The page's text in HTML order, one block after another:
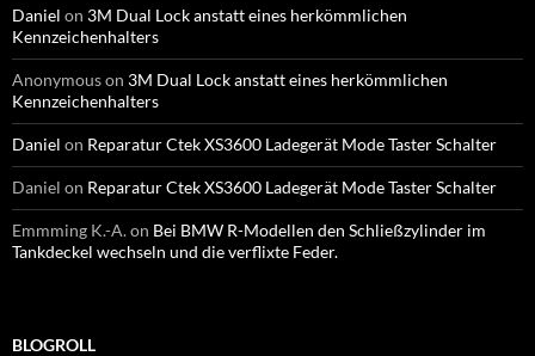
Daniel on 3M Dual Lock anstatt eines herkömmlichen
Kennzeichenhalters
Anonymouson 3M Dual Lock anstatt eines herkömmlichen
Kennzeichenhalters
Daniel on Reparatur Ctek XS3600 Ladegerät Mode Taster Schalter
Daniel on Reparatur Ctek XS3600 Ladegerät Mode Taster Schalter
Emmming K.-A.on Bei BMW R-Modellen den Schließzylinder im
Tankdeckel wechseln und die verflixte Feder.
BLOGROLL